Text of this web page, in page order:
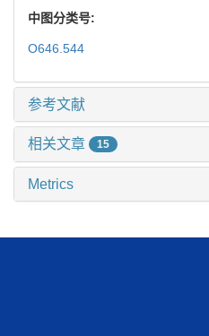
中图分类号:
O646.544
参考文献
相关文章 15
Metrics